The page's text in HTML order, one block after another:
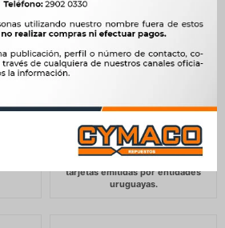
SOPORTE MARILIA
$292 $ 299
$248